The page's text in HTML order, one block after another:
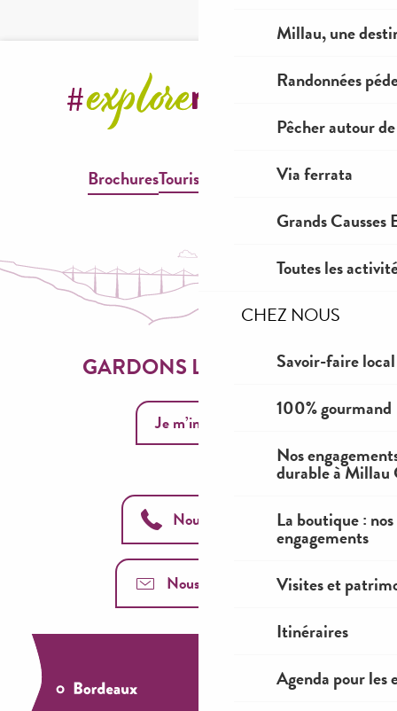
Millau, une
Randonnées
Pêcher autour
Via ferrata
Grands Causses
Toutes les
CHEZ NOUS
Savoir-faire local
100% gourmand
Nos
durable à Millau
La boutique :
engagements
Visites et
Itinéraires
Agenda pour les
BrochuresTourisme & Handicap
GARDONS LE CONTACT
Je m’inscris
Nous appeler
Nous contacter